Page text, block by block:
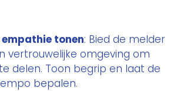
tonen: Bied de melder
vertrouwelijke omgeving om
delen. Toon begrip en laat de
bepalen.